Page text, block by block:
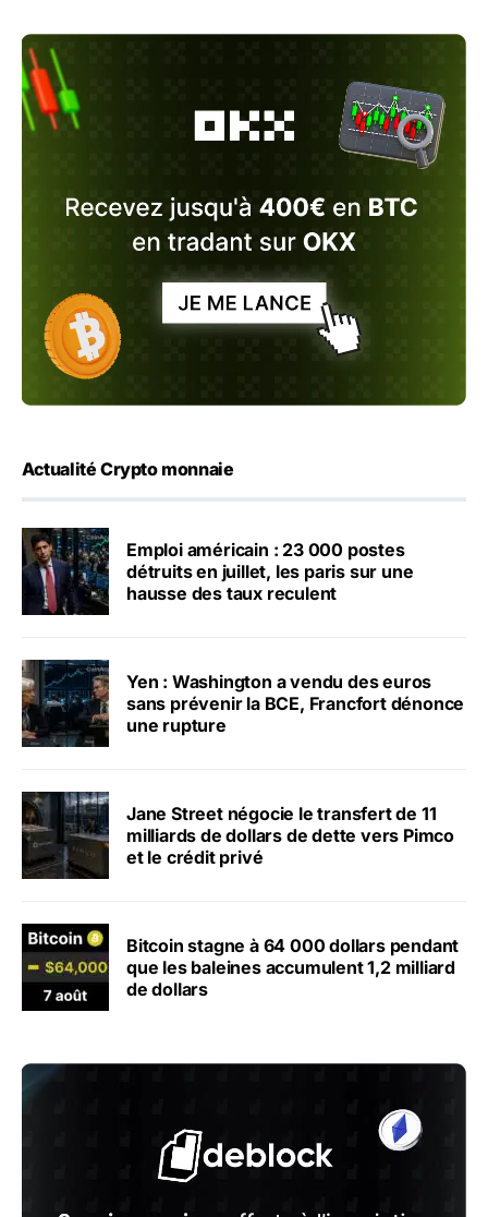
Actualité Crypto monnaie
Emploi américain : 23 000 postes
détruits en juillet, les paris sur une
hausse des taux reculent
Yen : Washington a vendu des euros
sans prévenir la BCE, Francfort dénonce
une rupture
Jane Street négocie le transfert de 11
milliards de dollars de dette vers Pimco
et le crédit privé
Bitcoin stagne à 64 000 dollars pendant
que les baleines accumulent 1,2 milliard
de dollars